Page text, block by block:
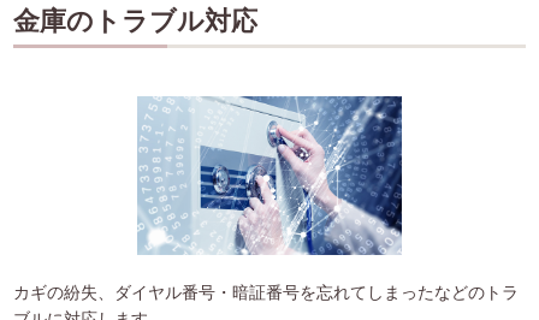
金庫のトラブル対応
カギの紛失、ダイヤル番号・暗証番号を忘れてしまったなどのトラ